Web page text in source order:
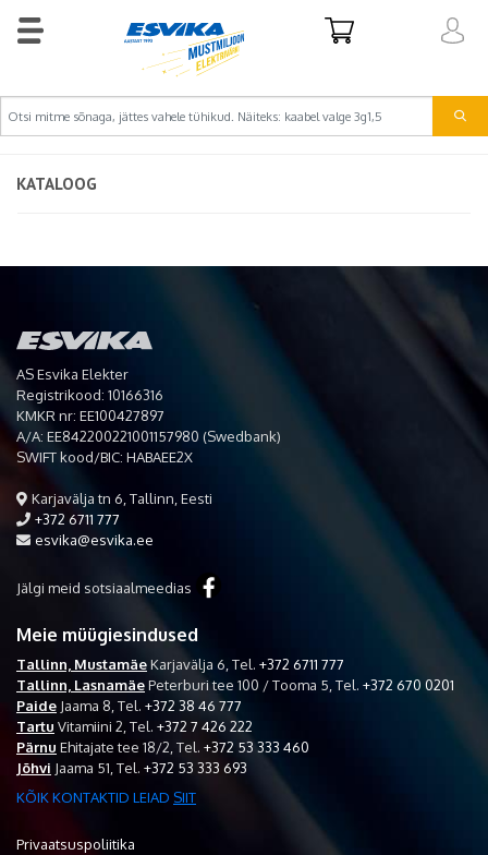
KATALOOG
AS Esvika Elekter
Registrikood: 10166316
KMKR nr: EE100427897
A/A: EE842200221001157980 (Swedbank)
SWIFT kood/BIC: HABAEE2X
Karjavälja tn 6, Tallinn, Eesti
+372 6711 777
esvika@esvika.ee
Jälgi meid sotsiaalmeedias
Meie müügiesindused
Tallinn, MustamäeKarjavälja 6, Tel. +372 6711 777
Tallinn, LasnamäePeterburi tee 100 / Tooma 5, Tel. +372 670 0201
Paide Jaama 8, Tel. +372 38 46 777
Tartu Vitamiini 2, Tel. +372 7 426 222
Pärnu Ehitajate tee 18/2, Tel. +372 53 333 460
Jõhvi Jaama 51, Tel. +372 53 333 693
KÕIK KONTAKTID LEIAD SIIT
Privaatsuspoliitika